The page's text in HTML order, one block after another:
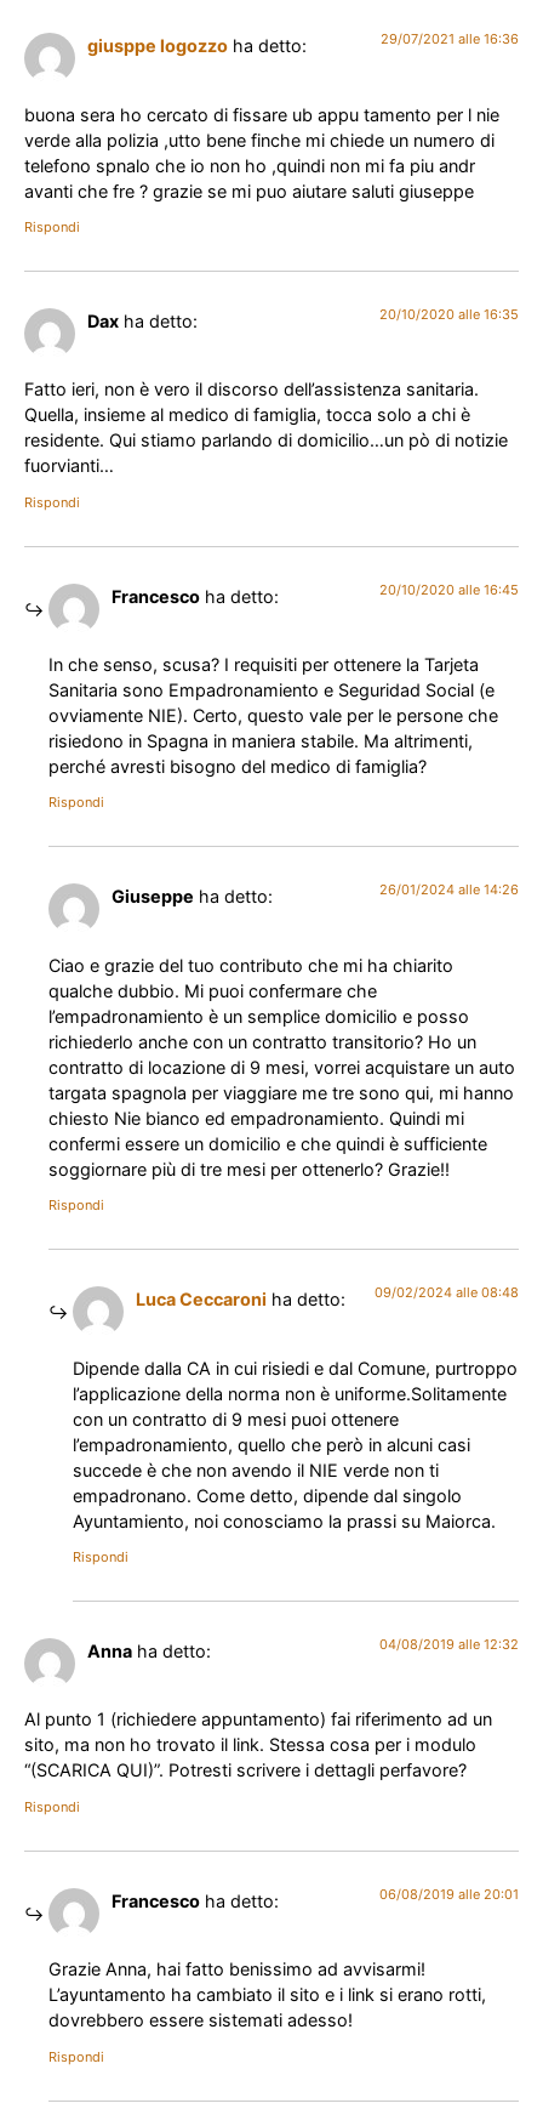
giusppe logozzo ha detto: 29/07/2021 alle 16:36
buona sera ho cercato di fissare ub appu tamento per l nie
verde alla polizia ,utto bene finche mi chiede un numero di
telefono spnalo che io non ho ,quindi non mi fa piu andr
avanti che fre ? grazie se mi puo aiutare saluti giuseppe
Rispondi
Dax ha detto: 20/10/2020 alle 16:35
Fatto ieri, non è vero il discorso dell’assistenza sanitaria.
Quella, insieme al medico di famiglia, tocca solo a chi è
residente. Qui stiamo parlando di domicilio…un pò di notizie
fuorvianti…
Rispondi
Francesco ha detto: 20/10/2020 alle 16:45
In che senso, scusa? I requisiti per ottenere la Tarjeta
Sanitaria sono Empadronamiento e Seguridad Social (e
ovviamente NIE). Certo, questo vale per le persone che
risiedono in Spagna in maniera stabile. Ma altrimenti,
perché avresti bisogno del medico di famiglia?
Rispondi
Giuseppe ha detto: 26/01/2024 alle 14:26
Ciao e grazie del tuo contributo che mi ha chiarito
qualche dubbio. Mi puoi confermare che
l’empadronamiento è un semplice domicilio e posso
richiederlo anche con un contratto transitorio? Ho un
contratto di locazione di 9 mesi, vorrei acquistare un auto
targata spagnola per viaggiare me tre sono qui, mi hanno
chiesto Nie bianco ed empadronamiento. Quindi mi
confermi essere un domicilio e che quindi è sufficiente
soggiornare più di tre mesi per ottenerlo? Grazie!!
Rispondi
Luca Ceccaroni ha detto: 09/02/2024 alle 08:48
Dipende dalla CA in cui risiedi e dal Comune, purtroppo
l’applicazione della norma non è uniforme.Solitamente
con un contratto di 9 mesi puoi ottenere
l’empadronamiento, quello che però in alcuni casi
succede è che non avendo il NIE verde non ti
empadronano. Come detto, dipende dal singolo
Ayuntamiento, noi conosciamo la prassi su Maiorca.
Rispondi
Anna ha detto: 04/08/2019 alle 12:32
Al punto 1 (richiedere appuntamento) fai riferimento ad un
sito, ma non ho trovato il link. Stessa cosa per i modulo
“(SCARICA QUI)”. Potresti scrivere i dettagli perfavore?
Rispondi
Francesco ha detto: 06/08/2019 alle 20:01
Grazie Anna, hai fatto benissimo ad avvisarmi!
L’ayuntamento ha cambiato il sito e i link si erano rotti,
dovrebbero essere sistemati adesso!
Rispondi